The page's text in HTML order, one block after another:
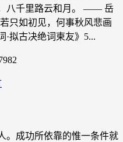
八千里路云和月。 —— 岳
只如初见，何事秋风悲画
拟古决绝词柬友》5...
。成功所依靠的惟一条件就